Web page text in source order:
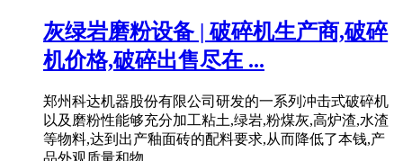
灰绿岩磨粉设备 | 破碎机生产商,破碎
机价格,破碎出售尽在 ...
郑州科达机器股份有限公司研发的一系列冲击式破碎机
以及磨粉性能够充分加工粘土,绿岩,粉煤灰,高炉渣,水渣
等物料,达到出产釉面砖的配料要求,从而降低了本钱,产
品外观质量和物 .